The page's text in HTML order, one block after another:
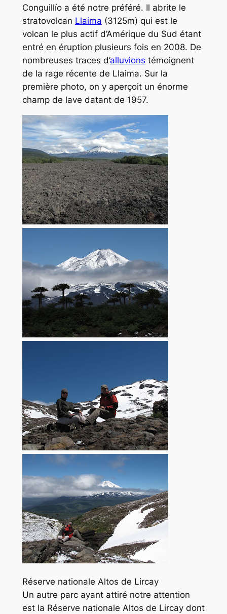
Conguillío a été notre préféré. Il abrite le
stratovolcan Llaima (3125m) qui est le
volcan le plus actif d’Amérique du Sud étant
entré en éruption plusieurs fois en 2008. De
nombreuses traces d’alluvions témoignent
de la rage récente de Llaima. Sur la
première photo, on y aperçoit un énorme
champ de lave datant de 1957.
Réserve nationale Altos de Lircay
Un autre parc ayant attiré notre attention
est la Réserve nationale Altos de Lircay dont